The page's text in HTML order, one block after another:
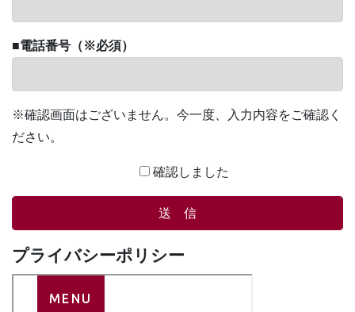
■電話番号 （※必須）
※確認画面はございません。今一度、入力内容をご確認く
ださい。
確認しました
プライバシーポリシー